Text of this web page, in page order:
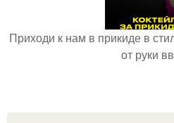
Приходи к нам в прикиде в
от руки